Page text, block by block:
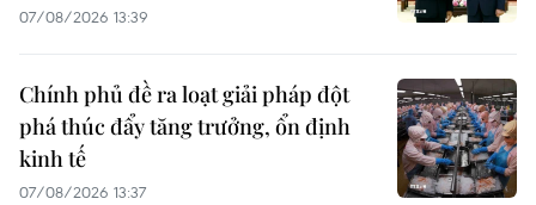
07/08/2026 13:39
Chính phủ đề ra loạt giải pháp đột
phá thúc đẩy tăng trưởng, ổn định
kinh tế
07/08/2026 13:37